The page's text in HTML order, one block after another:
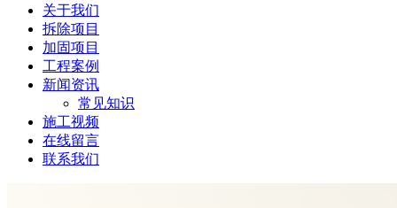
关于我们
拆除项目
加固项目
工程案例
新闻资讯
常见知识
施工视频
在线留言
联系我们